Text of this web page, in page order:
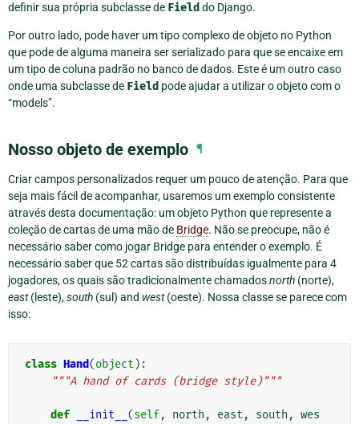
definir sua própria subclasse de Field do Django.
Por outro lado, pode haver um tipo complexo de objeto no Python
que pode de alguma maneira ser serializado para que se encaixe em
um tipo de coluna padrão no banco de dados. Este é um outro caso
onde uma subclasse de Field pode ajudar a utilizar o objeto com o
“models”.
Nosso objeto de exemplo ¶
Criar campos personalizados requer um pouco de atenção. Para que
seja mais fácil de acompanhar, usaremos um exemplo consistente
através desta documentação: um objeto Python que represente a
coleção de cartas de uma mão de Bridge. Não se preocupe, não é
necessário saber como jogar Bridge para entender o exemplo. É
necessário saber que 52 cartas são distribuídas igualmente para 4
jogadores, os quais são tradicionalmente chamadosnorth (norte),
east(leste),south (sul) and west(oeste). Nossa classe se parece com
isso:
class Hand(object ):
"""A hand of cards (bridge style)"""
def __init__ (self, north , east , south , wes